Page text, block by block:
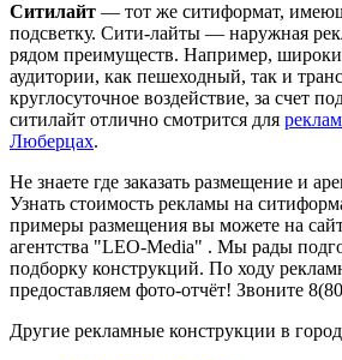
Ситилайт — тот же ситиформат,
подсветку. Сити-лайты — наружная
рядом преимуществ. Например,
аудитории, как пешеходный, так и
круглосуточное воздействие, за счет
ситилайт отлично смотрится для
Люберцах.
Не знаете где заказать размещение и
Узнать стоимость рекламы на
примеры размещения вы можете на
агентства "LEO-Media" . Мы рады
подборку конструкций. По ходу
предоставляем фото-отчёт! Звоните
Другие рекламные конструкции в